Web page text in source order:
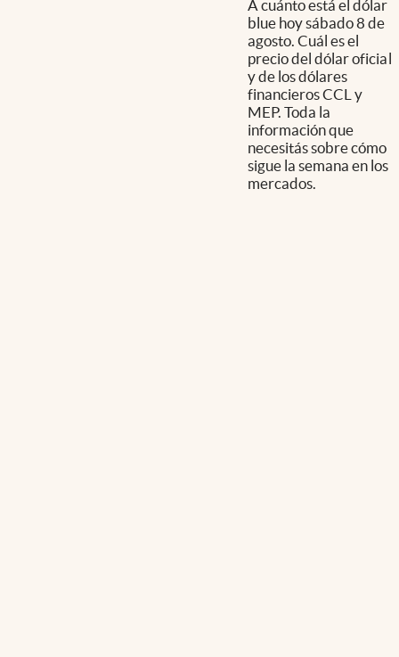
A cuánto está el dólar
blue hoy sábado 8 de
agosto. Cuál es el
precio del dólar oficial
y de los dólares
financieros CCL y
MEP. Toda la
información que
necesitás sobre cómo
sigue la semana en los
mercados.